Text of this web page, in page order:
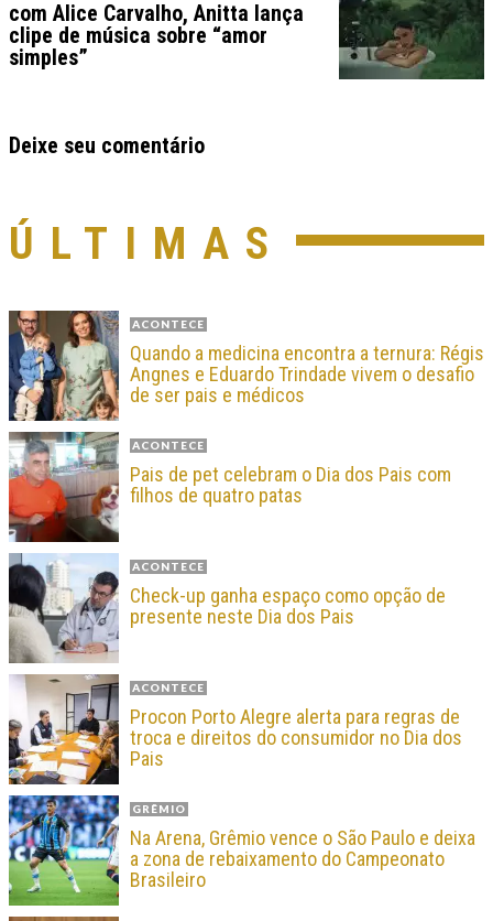
com Alice Carvalho, Anitta lança
clipe de música sobre “amor
simples”
Deixe seu comentário
ÚLTIMAS
ACONTECE
Quando a medicina encontra a ternura: Régis
Angnes e Eduardo Trindade vivem o desafio
de ser pais e médicos
ACONTECE
Pais de pet celebram o Dia dos Pais com
filhos de quatro patas
ACONTECE
Check-up ganha espaço como opção de
presente neste Dia dos Pais
ACONTECE
Procon Porto Alegre alerta para regras de
troca e direitos do consumidor no Dia dos
Pais
GRÊMIO
Na Arena, Grêmio vence o São Paulo e deixa
a zona de rebaixamento do Campeonato
Brasileiro